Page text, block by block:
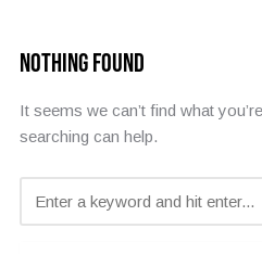
Nothing Found
It seems we can’t find what
searching can help.